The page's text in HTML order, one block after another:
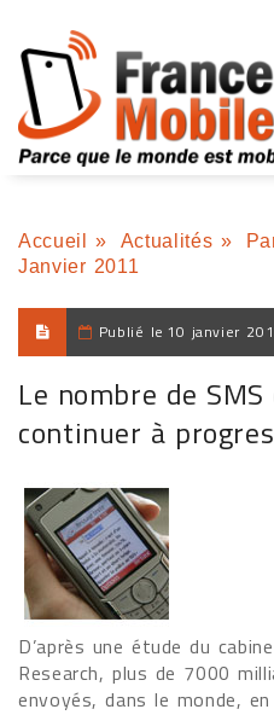
Accueil » Actualités »
Janvier 2011
Publié le 10 janvier
Le nombre de
continuer à
D’après une étude du
Research, plus de 7000
envoyés, dans le monde,